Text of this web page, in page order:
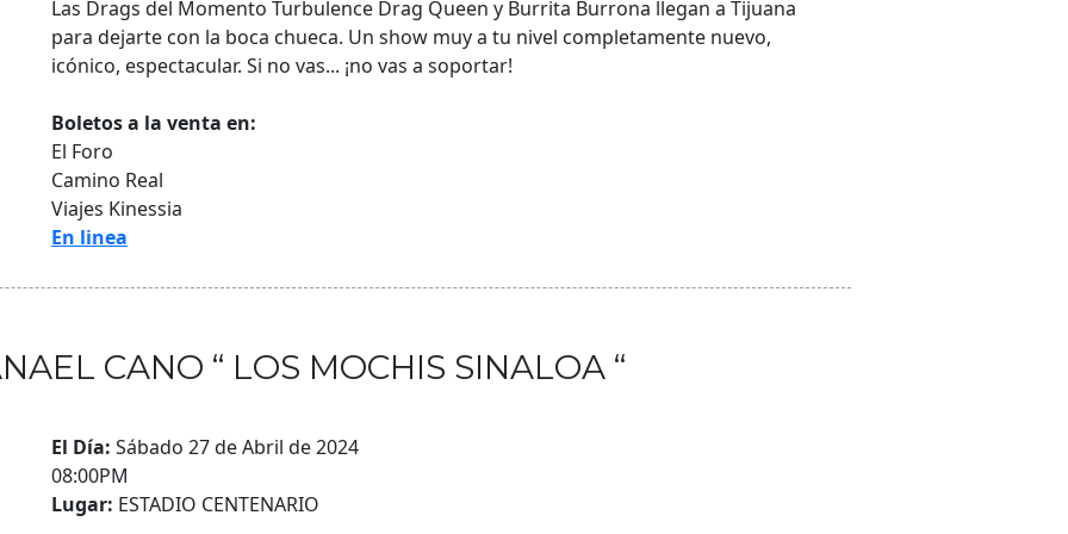
Las Drags del Momento Turbulence Drag Queen y Burrita Burrona llegan a Tijuana
para dejarte con la boca chueca. Un show muy a tu nivel completamente nuevo,
icónico, espectacular. Si no vas... ¡no vas a soportar!
Boletos a la venta en:
El Foro
Camino Real
Viajes Kinessia
En linea
CANO “ LOS MOCHIS SINALOA “
El Día: Sábado 27 de Abril de 2024
08:00PM
Lugar: ESTADIO CENTENARIO